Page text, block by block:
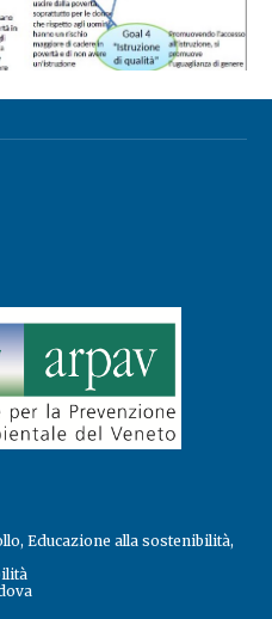
Educazione alla sostenibilità,